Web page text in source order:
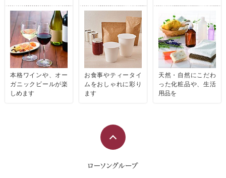
本格ワインや、オー
ガニックビールが楽
しめます
お食事やティータイ
ムをおしゃれに彩り
ます
天然・自然にこだわ
った化粧品や、生活
用品を